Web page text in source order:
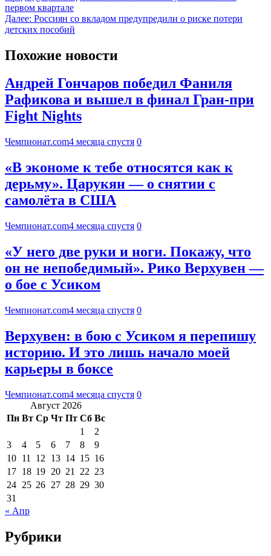
первом квартале
Далее: Россиян со вкладом предупредили о риске потери
детских пособий
Похожие новости
Андрей Гончаров победил Фаниля
Рафикова и вышел в финал Гран-при
Fight Nights
Чемпионат.com4 месяца спустя 0
«В экономе к тебе относятся как к
дерьму». Царукян — о снятии с
самолёта в США
Чемпионат.com4 месяца спустя 0
«У него две руки и ноги. Покажу, что
он не непобедимый». Рико Верхувен —
о бое с Усиком
Чемпионат.com4 месяца спустя 0
Верхувен: в бою с Усиком я перепишу
историю. И это лишь начало моей
карьеры в боксе
Чемпионат.com4 месяца спустя 0
Август 2026
Пн Вт Ср Чт Пт Сб Вс
1
2
3
4 5 6 7 8
9
10 11 12 13 14 15 16
17 18 19 20 21 22 23
24 25 26 27 28 29 30
31
« Апр
Рубрики